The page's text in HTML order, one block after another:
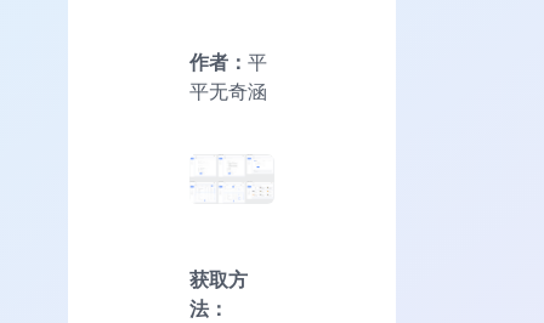
作者： 平
平无奇涵
获取方
法：